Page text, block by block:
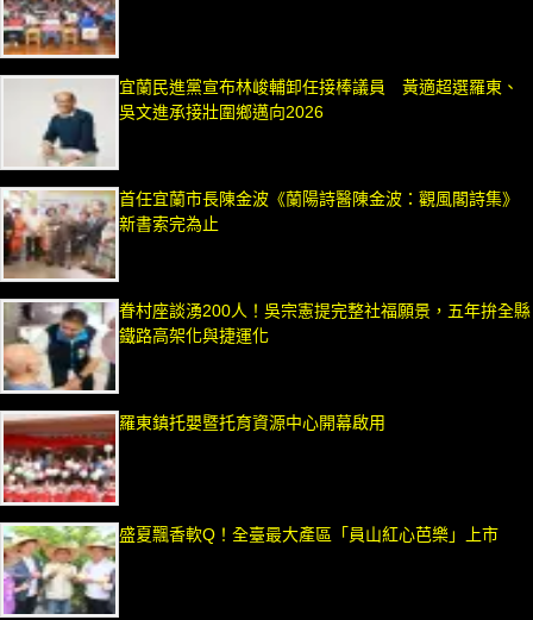
宜蘭民進黨宣布林峻輔卸任接棒議員 黃適超選羅東、
吳文進承接壯圍鄉邁向2026
首任宜蘭市長陳金波《蘭陽詩醫陳金波：觀風閣詩集》
新書索完為止
眷村座談湧200人！吳宗憲提完整社福願景，五年拚全縣
鐵路高架化與捷運化
羅東鎮托嬰暨托育資源中心開幕啟用
盛夏飄香軟Q！全臺最大產區「員山紅心芭樂」上市